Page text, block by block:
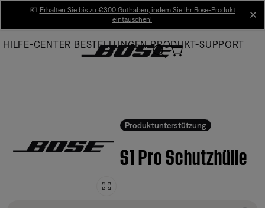
Main
💶 Erhalten Sie bis zu €300 Guthaben, indem Sie Ihr Bose-Produkt
eintauschen!
HILFE-CENTER BESTELLUNGEN PRODUKT-SUPPORT
Produktunterstützung
S1 Pro Schutzhülle